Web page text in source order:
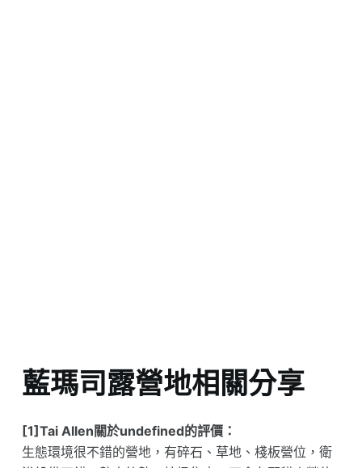
藍瑪司露營地相關分享
[1]Tai Allen關於undefined的評價：
生態環境很不錯的營地，有碎石、草地、棧板營位，衛